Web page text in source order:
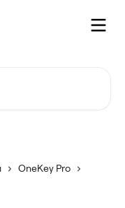
OneKey Pro